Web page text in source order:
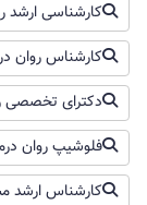
کارشناسی ارشد
کارشناس روان
دکترای تخصصی
فلوشیپ روان‌
کارشناس ارشد